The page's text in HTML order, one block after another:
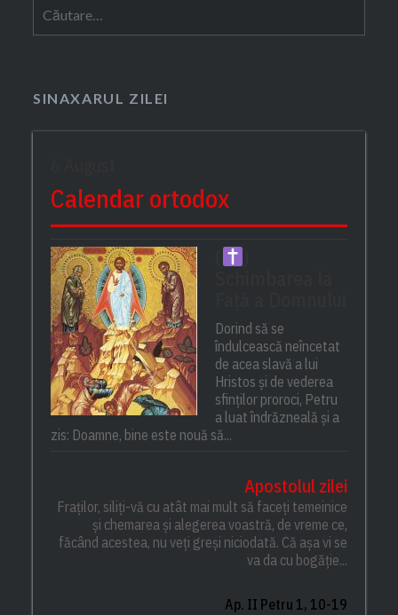
după:
SINAXARUL ZILEI
Calendar ortodox
Dorind să se
îndulcească neîncetat
de acea slavă a lui
Hristos și de vederea
sfinților proroci, Petru
a luat îndrăzneală și a
zis: Doamne, bine este nouă să...
Apostolul zilei
Fraților, siliți-vă cu atât mai mult să faceți temeinice
și chemarea și alegerea voastră, de vreme ce,
făcând acestea, nu veți greși niciodată. Că așa vi se
va da cu bogăție...
Ap. II Petru 1, 10-19